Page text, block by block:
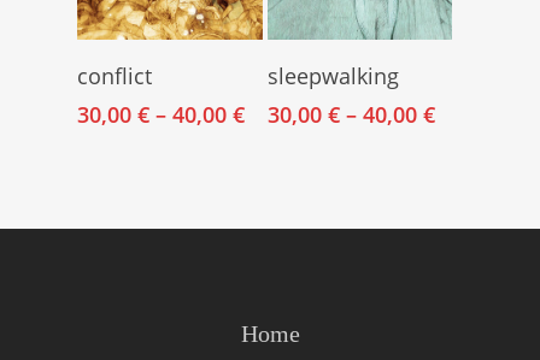
Select Options
conflict
30,00 € – 40,00 €
Select Options
sleepwalking
30,00 €– 40,00 €
Home